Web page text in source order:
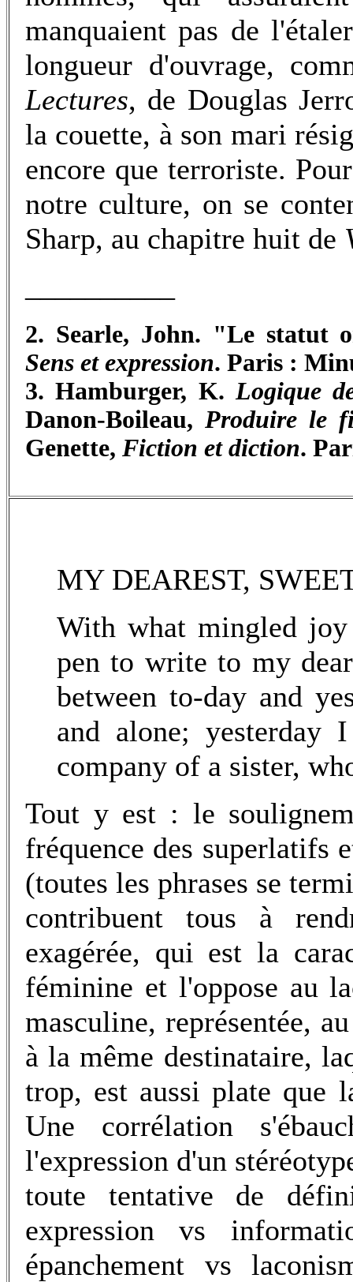
manquaient pas de
longueur d'ouvrage,
Lectures, de Douglas
la couette, à son mari
encore que terroriste.
notre culture, on se
Sharp, au chapitre huit de
2. Searle, John. "Le statut
Sens et expression. Paris :
3. Hamburger, K.Logique
Danon-Boileau, Produire le
Genette, Fiction et diction.
MY DEAREST,
With what mingled
pen to write to my
between to-day and
and alone; yesterday
company of a sister,
Tout y est : le
fréquence des superlatifs
(toutes les phrases se
contribuent tous à
exagérée, qui est la
féminine et l'oppose au
masculine, représentée,
à la même destinataire,
trop, est aussi plate que
Une corrélation
l'expression d'un
toute tentative de
expression vs
épanchement vs